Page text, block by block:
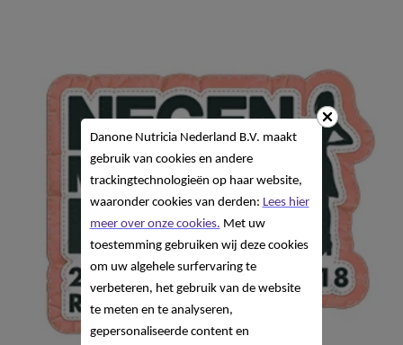
Danone Nutricia Nederland B.V. maakt
gebruik van cookies en andere
trackingtechnologieën op haar website,
waaronder cookies van derden: Lees hier
meer over onze cookies. Met uw
toestemming gebruiken wij deze cookies
om uw algehele surfervaring te
verbeteren, het gebruik van de website
te meten en te analyseren,
gepersonaliseerde content en